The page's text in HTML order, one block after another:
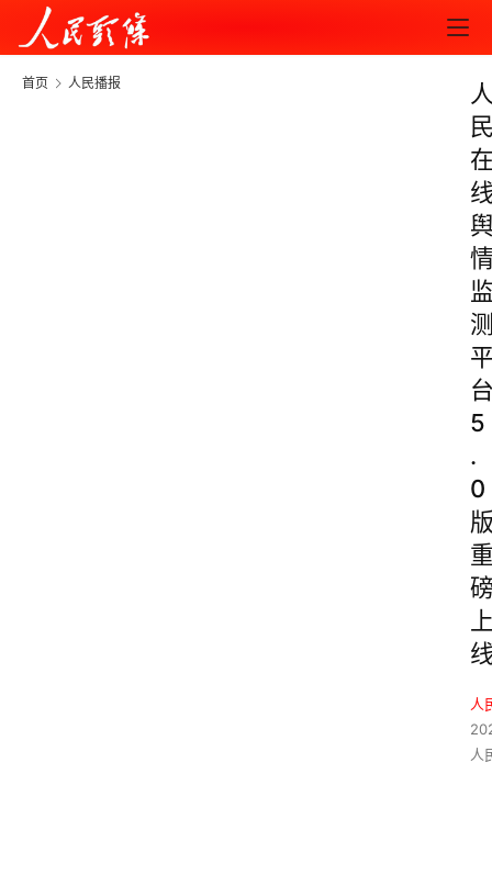
首页 人民播报
5
.
0
人
人